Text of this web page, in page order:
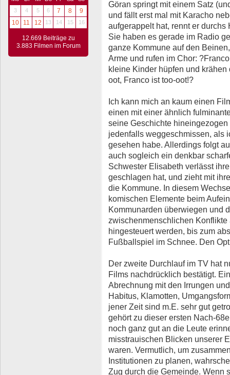
3
4 5 6 7 8
9
10
11 12 13 14 15 16
12.669 Beiträge zu
3.883 Filmen im Forum
Göran springt mit einem Satz
und fällt erst mal mit Karacho
aufgerappelt hat, rennt er
Sie haben es gerade im Radio
ganze Kommune auf den
Arme und rufen im Chor:
kleine Kinder hüpfen und
oot, Franco ist too-oot!?
Ich kann mich an kaum einen
einen mit einer ähnlich
seine Geschichte
jedenfalls weggeschmissen, als
gesehen habe. Allerdings folgt
auch sogleich ein denkbar
Schwester Elisabeth verlässt
geschlagen hat, und zieht mit
die Kommune. In diesem
komischen Elemente beim
Kommunarden überwiegen und
zwischenmenschlichen
hingesteuert werden, bis zum
Fußballspiel im Schnee. Den
Der zweite Durchlauf im TV hat
Films nachdrücklich bestätigt.
Abrechnung mit den Irrungen
Habitus, Klamotten,
jener Zeit sind m.E. sehr gut
gehört zu dieser ersten Nach-
noch ganz gut an die Leute
misstrauischen Blicken unserer
waren. Vermutlich, um
Institutionen zu planen,
Zug durch die Gemeinde. Wenn